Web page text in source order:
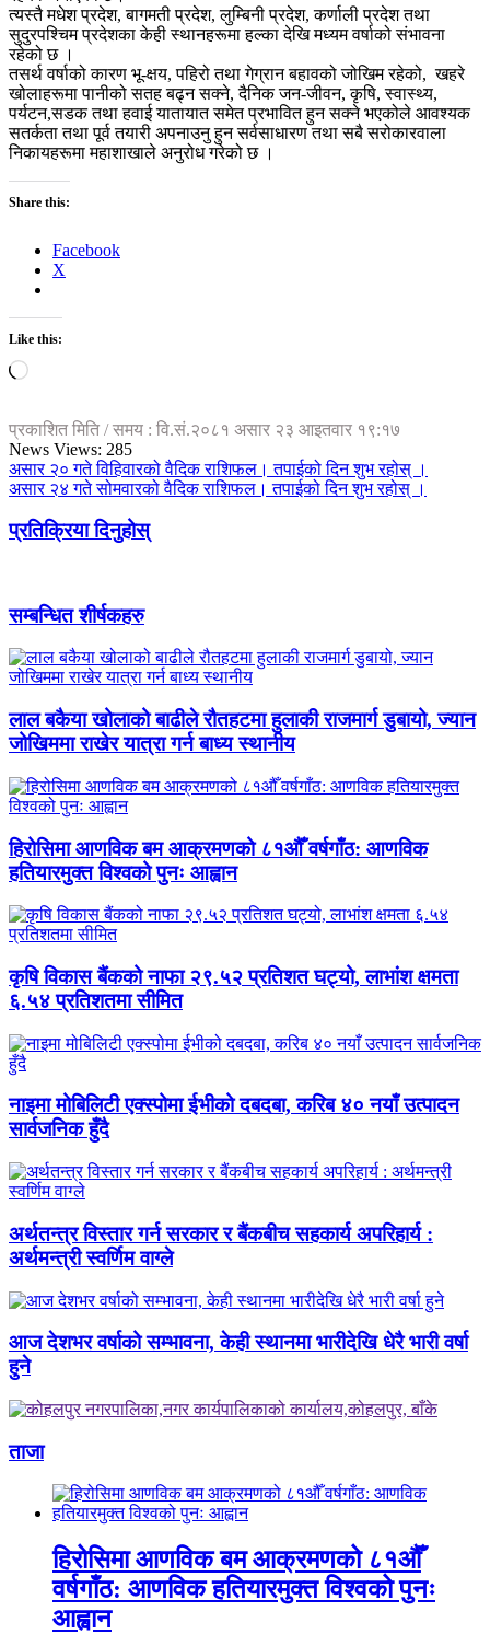
त्यस्तै मधेश प्रदेश, बागमती प्रदेश, लुम्बिनी प्रदेश, कर्णाली प्रदेश तथा
सुदुरपश्चिम प्रदेशका केही स्थानहरूमा हल्का देखि मध्यम वर्षाको संभावना
रहेको छ ।
तसर्थ वर्षाको कारण भू-क्षय, पहिरो तथा गेग्रान बहावको जोखिम रहेको, खहरे
खोलाहरूमा पानीको सतह बढ्न सक्ने, दैनिक जन-जीवन, कृषि, स्वास्थ्य,
पर्यटन,सडक तथा हवाई यातायात समेत प्रभावित हुन सक्ने भएकोले आवश्यक
सतर्कता तथा पूर्व तयारी अपनाउनु हुन सर्वसाधारण तथा सबै सरोकारवाला
निकायहरूमा महाशाखाले अनुरोध गरेको छ ।
Share this:
Facebook
X
Like this:
Loading…
प्रकाशित मिति / समय : वि.सं.२०८१ असार २३ आइतवार १९:१७
News Views: 285
असार २० गते विहिवारको वैदिक राशिफल। तपाईको दिन शुभ रहोस् ।
असार २४ गते सोमवारको वैदिक राशिफल। तपाईको दिन शुभ रहोस् ।
प्रतिक्रिया दिनुहोस्
सम्बन्धित शीर्षकहरु
लाल बकैया खोलाको बाढीले रौतहटमा हुलाकी राजमार्ग डुबायो, ज्यान
जोखिममा राखेर यात्रा गर्न बाध्य स्थानीय
हिरोसिमा आणविक बम आक्रमणको ८१औँ वर्षगाँठ: आणविक
हतियारमुक्त विश्वको पुनः आह्वान
कृषि विकास बैंकको नाफा २९.५२ प्रतिशत घट्यो, लाभांश क्षमता
६.५४ प्रतिशतमा सीमित
नाइमा मोबिलिटी एक्स्पोमा ईभीको दबदबा, करिब ४० नयाँ उत्पादन
सार्वजनिक हुँदै
अर्थतन्त्र विस्तार गर्न सरकार र बैंकबीच सहकार्य अपरिहार्य :
अर्थमन्त्री स्वर्णिम वाग्ले
आज देशभर वर्षाको सम्भावना, केही स्थानमा भारीदेखि धेरै भारी वर्षा
हुने
ताजा
हिरोसिमा आणविक बम आक्रमणको ८१औँ
वर्षगाँठ: आणविक हतियारमुक्त विश्वको पुनः
आह्वान